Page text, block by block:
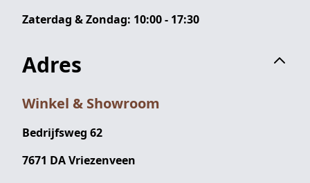
Zaterdag & Zondag: 10:00 - 17:30
Adres
Winkel & Showroom
Bedrijfsweg 62
7671 DA Vriezenveen